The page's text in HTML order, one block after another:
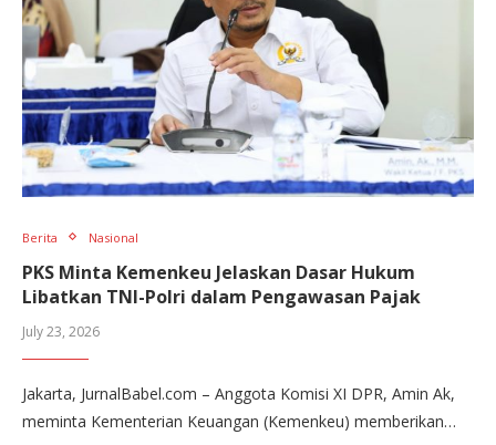
Berita Nasional
PKS Minta Kemenkeu Jelaskan Dasar Hukum
Libatkan TNI-Polri dalam Pengawasan Pajak
July 23, 2026
Jakarta, JurnalBabel.com – Anggota Komisi XI DPR, Amin Ak,
meminta Kementerian Keuangan (Kemenkeu) memberikan…